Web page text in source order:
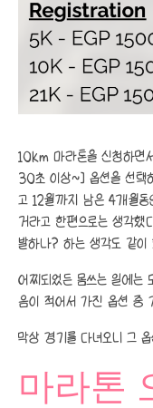
10km 마라톤을 신청하면
30초 이상~] 옵션을 선택
고 12월까지 남은 4개월
거라고 한편으로는 생각
발하나? 하는 생각도 같이
어찌되었든 몸쓰는 일에
음이 적어서 가진 옵션 중
막상 경기를 다녀오니 그
마라톤